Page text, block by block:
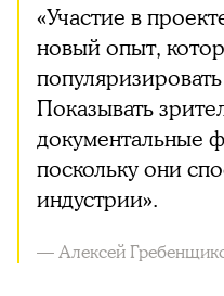
«Участие в
новый опыт,
Показывать
документальные
поскольку они
индустрии».
— Алексей